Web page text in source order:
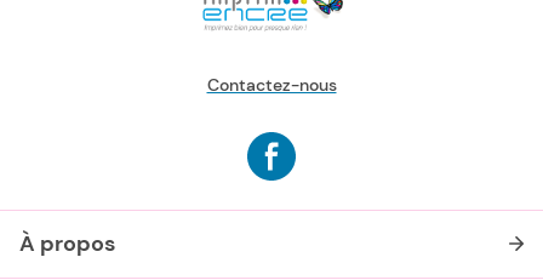
Contactez-nous
À propos